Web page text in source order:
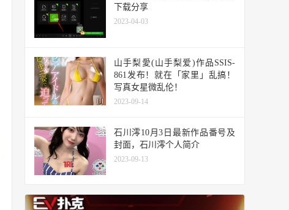
下载分享
2023-04-03
山手梨愛(山手梨爱)作品SSIS-
861发布！就在「家里」乱搞！
写真女星微乱伦！
2023-09-14
石川澪10月3日最新作品番号及
封面，石川澪个人简介
2023-09-13